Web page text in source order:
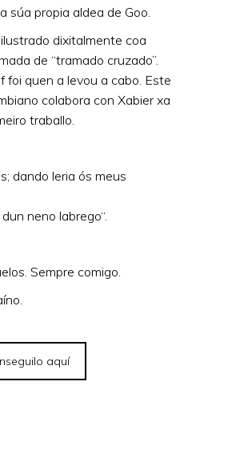
súa propia aldea de Goo.
dixitalmente coa
de “tramado cruzado”.
foi quen a levou a cabo. Este
colabora con Xabier xa
traballo.
dando leria ós meus
neno labrego“
Sempre comigo.
aquí